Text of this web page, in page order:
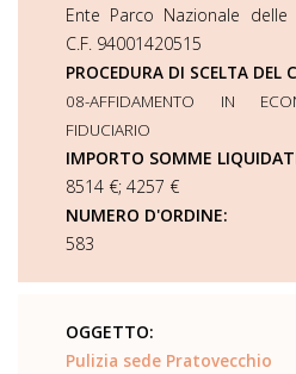
Ente Parco Nazionale
C.F. 94001420515
PROCEDURA DI SCELTA DEL
08-AFFIDAMENTO IN
FIDUCIARIO
IMPORTO SOMME
8514 €; 4257 €
NUMERO D'ORDINE:
583
OGGETTO:
Pulizia sede Pratovecchio